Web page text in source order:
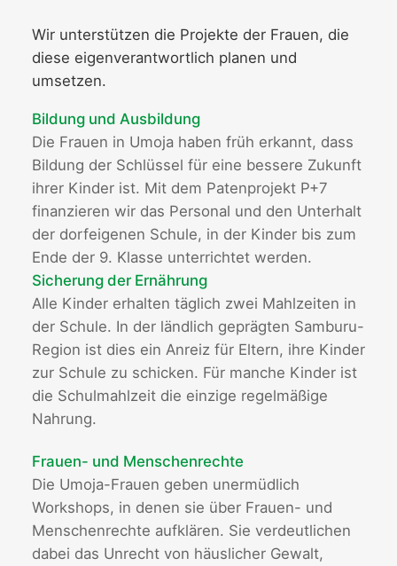
Wir unterstützen die Projekte der Frauen, die
diese eigenverantwortlich planen und
umsetzen.
Bildung und Ausbildung
Die Frauen in Umoja haben früh erkannt, dass
Bildung der Schlüssel für eine bessere Zukunft
ihrer Kinder ist. Mit dem Patenprojekt P+7
finanzieren wir das Personal und den Unterhalt
der dorfeigenen Schule, in der Kinder bis zum
Ende der 9. Klasse unterrichtet werden.
Sicherung der Ernährung
Alle Kinder erhalten täglich zwei Mahlzeiten in
der Schule. In der ländlich geprägten Samburu-
Region ist dies ein Anreiz für Eltern, ihre Kinder
zur Schule zu schicken. Für manche Kinder ist
die Schulmahlzeit die einzige regelmäßige
Nahrung.
Frauen- und Menschenrechte
Die Umoja-Frauen geben unermüdlich
Workshops, in denen sie über Frauen- und
Menschenrechte aufklären. Sie verdeutlichen
dabei das Unrecht von häuslicher Gewalt,